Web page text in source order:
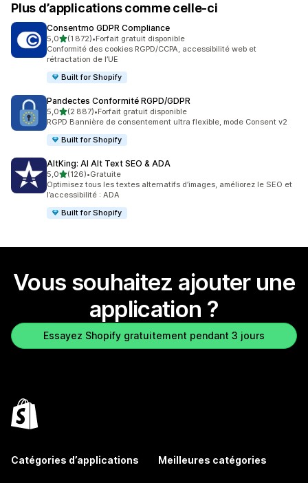
Plus d’applications comme celle-ci
Consentmo GDPR Compliance
5,0étoile(s) sur 5
(1 872)
1872 avis au total
•Forfait gratuit disponible
Conformité des cookies RGPD/CCPA, accessibilité web et
rétractation de l’UE
Built for Shopify
Pandectes Conformité RGPD/GDPR
5,0étoile(s) sur 5
(2 887)
2887 avis au total
•Forfait gratuit disponible
RGPD Bannière de consentement ultra flexible, mode Consent v2
Built for Shopify
AltKing: AI Alt Text SEO & ADA
5,0étoile(s) sur 5
(126)
126 avis au total
•Gratuite
Optimisez tous les textes alternatifs d’images, améliorez le SEO et
l’accessibilité : ADA
Built for Shopify
Vous souhaitez ajouter une
application ?
Essayez Shopify gratuitement pendant 3 jours
Catégories d’applications Meilleures catégories